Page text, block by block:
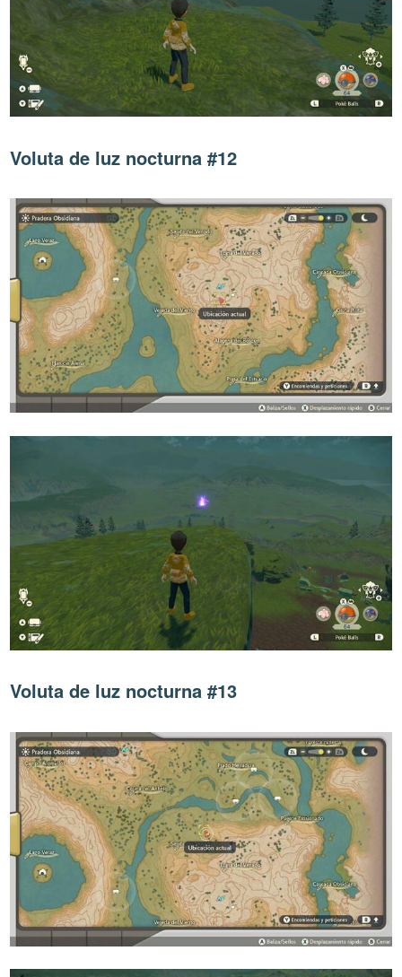
Voluta de luz nocturna #12
Voluta de luz nocturna #13